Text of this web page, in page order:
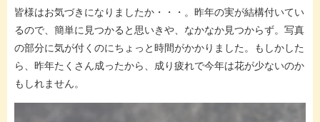
皆様はお気づきになりましたか・・・。昨年の実が結構付いてい
るので、簡単に見つかると思いきや、なかなか見つからず。写真
の部分に気が付くのにちょっと時間がかかりました。もしかした
ら、昨年たくさん成ったから、成り疲れで今年は花が少ないのか
もしれません。